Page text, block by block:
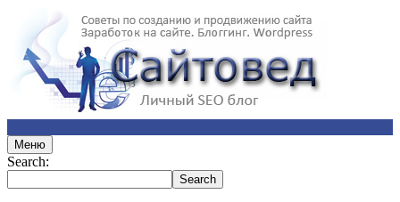
Меню
Search: